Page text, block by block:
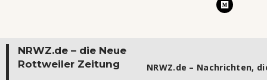
NRWZ.de – die Neue
Rottweiler Zeitung
NRWZ.de – Nachrichten,